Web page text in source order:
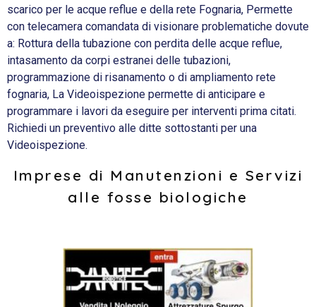
scarico per le acque reflue e della rete Fognaria, Permette
con telecamera comandata di visionare problematiche dovute
a: Rottura della tubazione con perdita delle acque reflue,
intasamento da corpi estranei delle tubazioni,
programmazione di risanamento o di ampliamento rete
fognaria, La Videoispezione permette di anticipare e
programmare i lavori da eseguire per interventi prima citati.
Richiedi un preventivo alle ditte sottostanti per una
Videoispezione.
Imprese di Manutenzioni e Servizi
alle fosse biologiche